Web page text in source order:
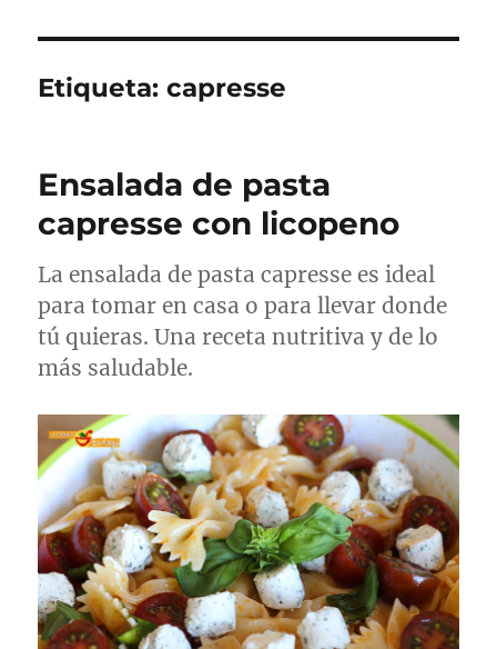
Etiqueta:capresse
Ensalada de pasta
capresse con licopeno
La ensalada de pasta capresse es ideal
para tomar en casa o para llevar donde
tú quieras. Una receta nutritiva y de lo
más saludable.